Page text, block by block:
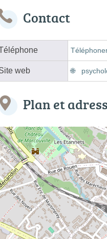
Contact
web
Plan et